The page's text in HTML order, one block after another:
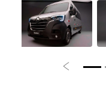
Anterior